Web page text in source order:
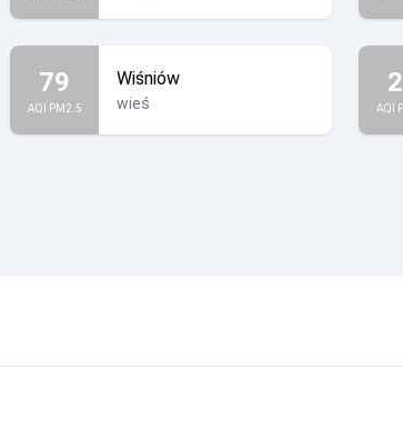
79
AQI PM2.5
Wiśniów
wieś AQI